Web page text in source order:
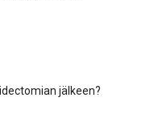
jälkeen?